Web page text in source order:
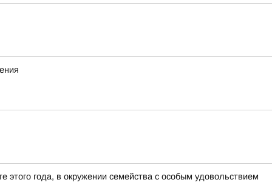
года, в окружении семейства с особым удовольствием